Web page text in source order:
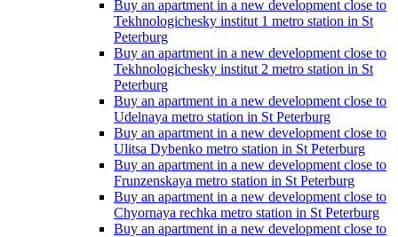
Buy an apartment in a new development close to
Tekhnologichesky institut 1 metro station in St
Peterburg
Buy an apartment in a new development close to
Tekhnologichesky institut 2 metro station in St
Peterburg
Buy an apartment in a new development close to
Udelnaya metro station in St Peterburg
Buy an apartment in a new development close to
Ulitsa Dybenko metro station in St Peterburg
Buy an apartment in a new development close to
Frunzenskaya metro station in St Peterburg
Buy an apartment in a new development close to
Chyornaya rechka metro station in St Peterburg
Buy an apartment in a new development close to